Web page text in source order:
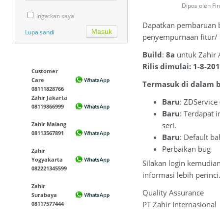
Ingatkan saya
Lupa sandi
Customer
Care
08111828766
Zahir Jakarta
08119866999
Zahir Malang
08113567891
Zahir
Yogyakarta
082221345599
Zahir
Surabaya
08117577444
Dipos oleh
Dapatkan
penyempurnaan fitur/
Build: 8a untuk Zahir
Rilis dimulai: 1-8-
Termasuk di dalam
Baru:
Baru: Terdapat
seri.
Baru: Default
Perbaikan bug
Silakan login
informasi lebih perinci.
Quality Assurance
PT Zahir Internasional